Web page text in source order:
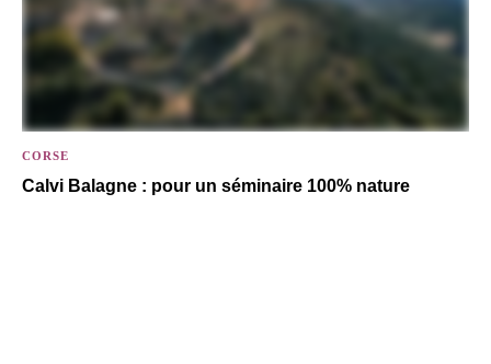
CORSE
Calvi Balagne : pour un séminaire 100% nature